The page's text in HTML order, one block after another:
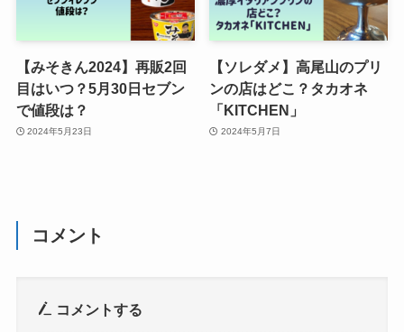
【みそきん2024】再販2回
目はいつ？5月30日セブン
で値段は？
2024年5月23日
【ソレダメ】高尾山のプリ
ンの店はどこ？タカオネ
「KITCHEN」
2024年5月7日
コメント
コメントする